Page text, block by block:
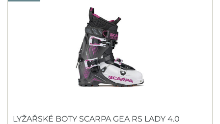
LYŽAŘSKÉ BOTY SCARPA GEA RS LADY 4.0